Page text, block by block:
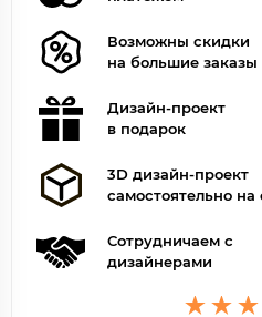
Возможны скидки
на большие заказы
Дизайн-проект
в подарок
3D дизайн-проект
самостоятельно на
Сотрудничаем с
дизайнерами